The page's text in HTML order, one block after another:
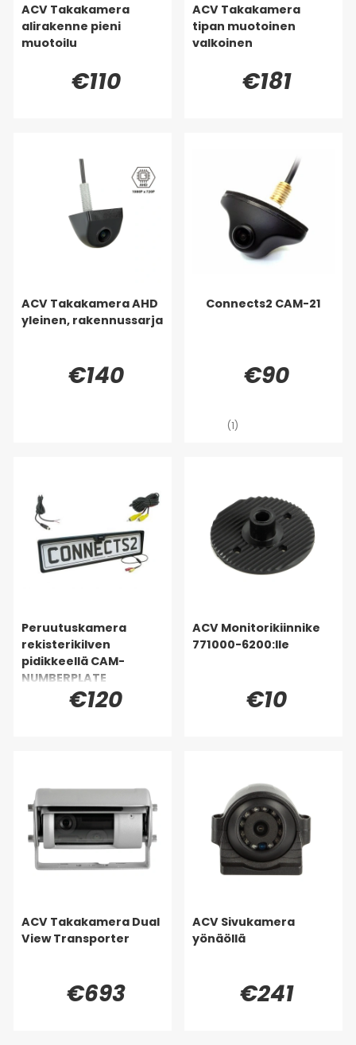
ACV Takakamera
alirakenne pieni
muotoilu
€110
ACV Takakamera
tipan muotoinen
valkoinen
€181
ACV Takakamera AHD
yleinen, rakennussarja
€140
Connects2 CAM-21
€90
(1)
Peruutuskamera
rekisterikilven
pidikkeellä CAM-
NUMBERPLATE
€120
ACV Monitorikiinnike
771000-6200:lle
€10
ACV Takakamera Dual
View Transporter
€693
ACV Sivukamera
yönäöllä
€241